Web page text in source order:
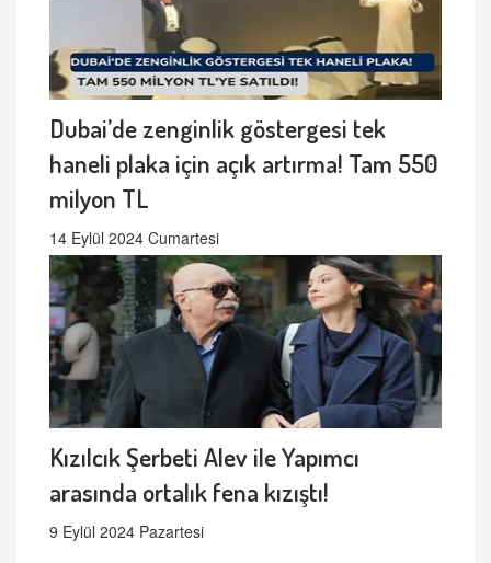
Dubai’de zenginlik göstergesi tek
haneli plaka için açık artırma! Tam 550
milyon TL
14 Eylül 2024 Cumartesi
Kızılcık Şerbeti Alev ile Yapımcı
arasında ortalık fena kızıştı!
9 Eylül 2024 Pazartesi